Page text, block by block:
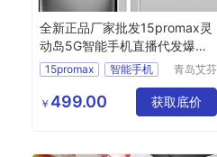
全新正品厂家批发15promax灵
动岛5G智能手机直播代发爆款
海外电商
15promax 智能手机
青岛艾芬
限公司
￥ 499.00 获取底价